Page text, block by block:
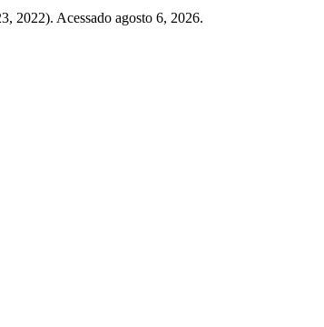
2022). Acessado agosto 6, 2026.